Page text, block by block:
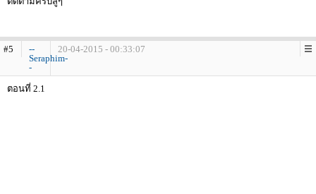
#5
--
Seraphim-
-
20-04-2015 - 00:33:07
ตอนที่ 2.1